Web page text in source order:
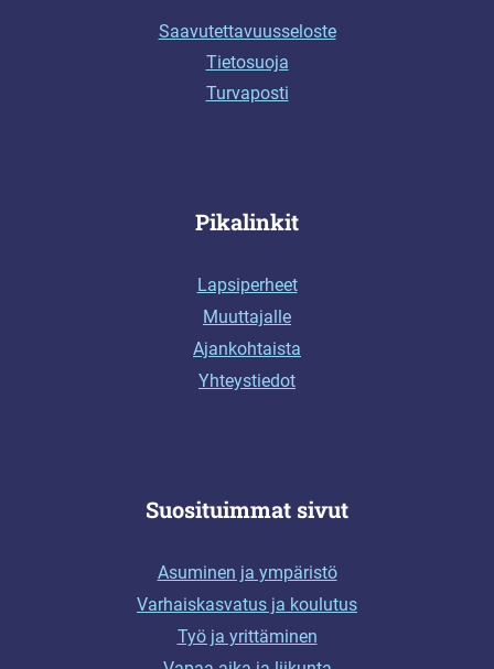
Saavutettavuusseloste
Tietosuoja
Turvaposti
Pikalinkit
Lapsiperheet
Muuttajalle
Ajankohtaista
Yhteystiedot
Suosituimmat sivut
Asuminen ja ympäristö
Varhaiskasvatus ja koulutus
Työ ja yrittäminen